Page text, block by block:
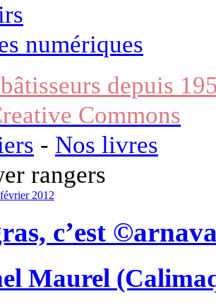
numériques
depuis
Commons
- Nos livres
rangers
2012
c’est
Maurel